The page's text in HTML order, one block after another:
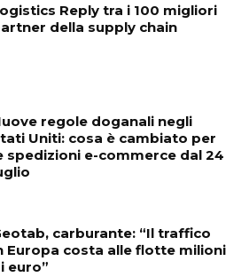
Reply tra i 100 migliori
della supply chain
regole doganali negli
Uniti: cosa è cambiato per
spedizioni e-commerce dal 24
carburante: “Il traffico
Europa costa alle flotte milioni
euro”